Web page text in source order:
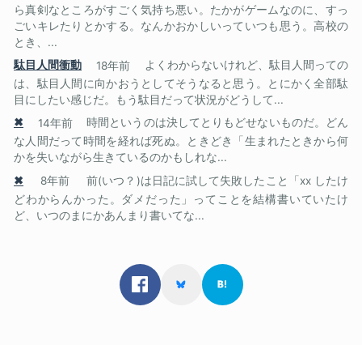
ら真剣なところがすごく気持ち悪い。たかがゲームなのに、すっ
ごいキレたりとかする。なんかおかしいっていつも思う。高校の
とき、...
駄目人間衝動
18年前
よくわからないけれど、駄目人間っての
は、駄目人間に向かおうとしてそうなると思う。とにかく全部駄
目にしたい感じだ。もう駄目だって状況がどうして...
✖
14年前
時間というのは決してとりもどせないものだ。どん
な人間だって時間を経れば死ぬ。ときどき「生まれたときから何
かを失いながら生きているのかもしれな...
✖
8年前
前(いつ？)は日記に試して失敗したこと「xx したけ
どわからんかった。ダメだった」ってことを結構書いていたけ
ど、いつのまにかあんまり書いてな...